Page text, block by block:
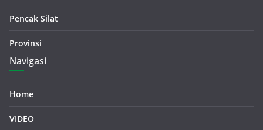
Pencak Silat
Provinsi
Navigasi
Home
VIDEO